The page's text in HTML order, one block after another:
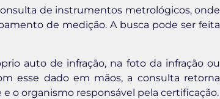
de instrumentos metrológicos, onde
de medição. A busca pode ser feita
auto de infração, na foto da infração ou
esse dado em mãos, a consulta retorna
o organismo responsável pela certificação.